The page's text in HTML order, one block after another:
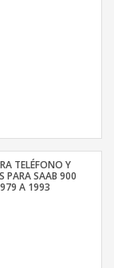
TELÉFONO Y
PARA SAAB 900
A 1993